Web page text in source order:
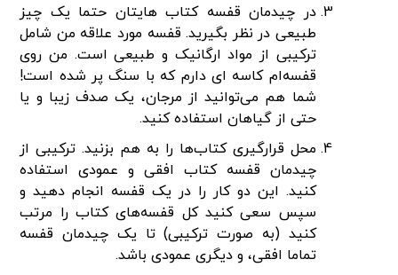
در چیدمان قفسه کتاب‌ هایتان حتما یک چیز
طبیعی در نظر بگیرید. قفسه مورد علاقه من شامل
ترکیبی از مواد ارگانیک و طبیعی است. من روی
قفسه‌ام کاسه‌ ای دارم که با سنگ پر شده است!
شما هم می‌توانید از مرجان، یک صدف زیبا و یا
حتی از گیاهان استفاده کنید.
محل قرارگیری کتاب‌ها را به هم بزنید. ترکیبی از
چیدمان قفسه کتاب افقی و عمودی استفاده
کنید. این دو کار را در یک قفسه انجام دهید و
سپس سعی کنید کل قفسه‌های کتاب را مرتب
کنید (به صورت ترکیبی) تا یک چیدمان قفسه
تماما افقی، و دیگری عمودی باشد.